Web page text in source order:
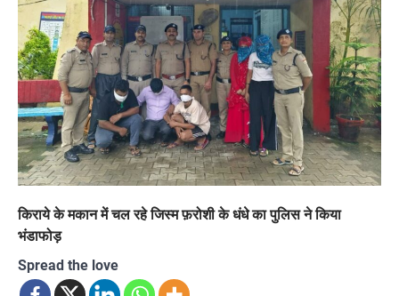
किराये के मकान में चल रहे जिस्म फ़रोशी के धंधे का पुलिस ने किया
भंडाफोड़
Spread the love